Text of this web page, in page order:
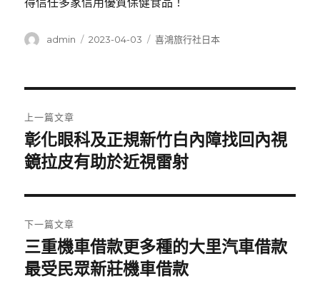
作
admin
發
2023-04-03
分
喜鴻旅行社日本
章
導
覽
上一篇文章
上
一
文
章:
彰化眼科及正規新竹白內障找回內視
鏡拉皮有助於近視雷射
下一篇文章
下
一
三重機車借款更多種的大里汽車借款
最受民眾新莊機車借款